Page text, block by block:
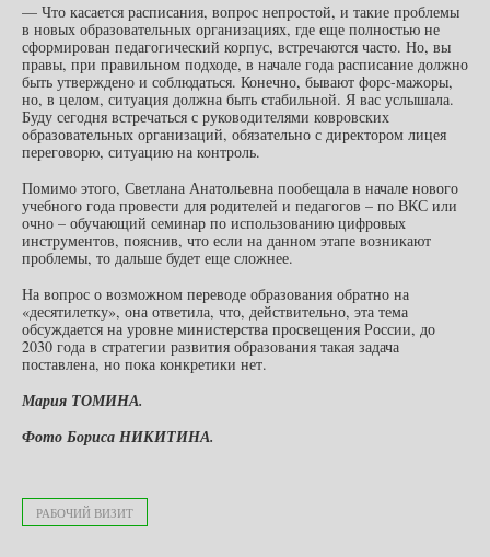
— Что касается расписания, вопрос непростой, и такие проблемы
в новых образовательных организациях, где еще полностью не
сформирован педагогический корпус, встречаются часто. Но, вы
правы, при правильном подходе, в начале года расписание должно
быть утверждено и соблюдаться. Конечно, бывают форс-мажоры,
но, в целом, ситуация должна быть стабильной. Я вас услышала.
Буду сегодня встречаться с руководителями ковровских
образовательных организаций, обязательно с директором лицея
переговорю, ситуацию на контроль.
Помимо этого, Светлана Анатольевна пообещала в начале нового
учебного года провести для родителей и педагогов – по ВКС или
очно – обучающий семинар по использованию цифровых
инструментов, пояснив, что если на данном этапе возникают
проблемы, то дальше будет еще сложнее.
На вопрос о возможном переводе образования обратно на
«десятилетку», она ответила, что, действительно, эта тема
обсуждается на уровне министерства просвещения России, до
2030 года в стратегии развития образования такая задача
поставлена, но пока конкретики нет.
Мария ТОМИНА.
Фото Бориса НИКИТИНА.
РАБОЧИЙ ВИЗИТ